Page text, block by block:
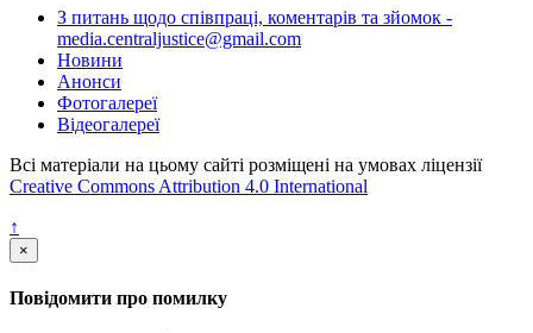
З питань щодо співпраці, коментарів та зйомок -
media.centraljustice@gmail.com
Новини
Анонси
Фотогалереї
Відеогалереї
Всі матеріали на цьому сайті розміщені на умовах ліцензії
Creative Commons Attribution 4.0 International
↑
×
Повідомити про помилку